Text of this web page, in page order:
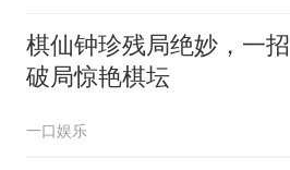
棋仙钟珍残局绝妙，一招
破局惊艳棋坛
一口娱乐